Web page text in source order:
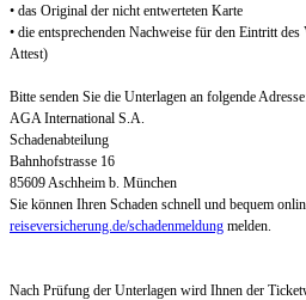
• das Original der nicht entwerteten Karte
• die entsprechenden Nachweise für den Eintritt
Attest)
Bitte senden Sie die Unterlagen an folgende
AGA International S.A.
Schadenabteilung
Bahnhofstrasse 16
85609 Aschheim b. München
Sie können Ihren Schaden schnell und bequem
reiseversicherung.de/schadenmeldung melden.
Nach Prüfung der Unterlagen wird Ihnen der